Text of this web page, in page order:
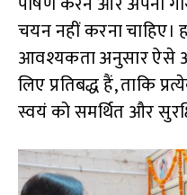
चयन नहीं करना चाहिए।
आवश्यकता अनुसार ऐसे
लिए प्रतिबद्ध हैं, ताकि
स्वयं को समर्थित और